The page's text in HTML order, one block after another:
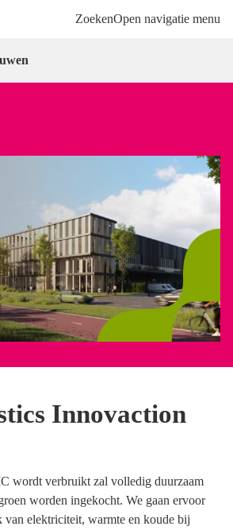
ZoekenOpen navigatie menu
Innovaction
wordt verbruikt zal volledig duurzaam
worden ingekocht. We gaan ervoor
van elektriciteit, warmte en koude bij